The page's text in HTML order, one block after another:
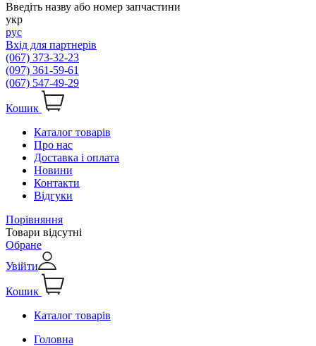
Введіть назву або номер запчастини
укр
рус
Вхід для партнерів
(067) 373-32-23
(097) 361-59-61
(067) 547-49-29
Кошик
Каталог товарів
Про нас
Доставка і оплата
Новини
Контакти
Відгуки
Порівняння
Товари відсутні
Обране
Увійти
Кошик
Каталог товарів
Головна